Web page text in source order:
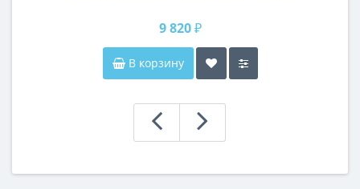
9 820 ₽
В корзину